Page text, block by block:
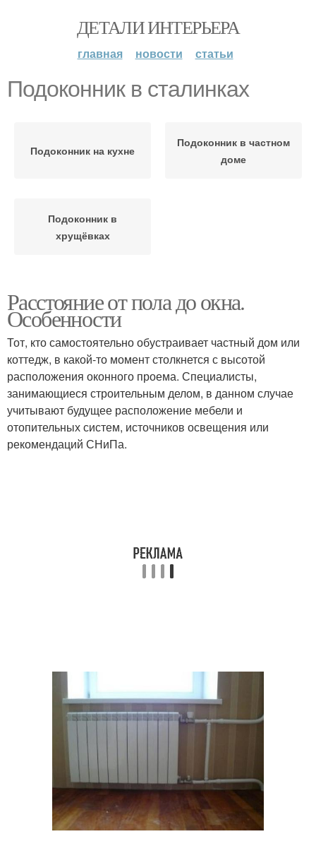
ДЕТАЛИ ИНТЕРЬЕРА
главная новости статьи
Подоконник в сталинках
Подоконник на кухне
Подоконник в частном
доме
Подоконник в
хрущёвках
Расстояние от пола до окна.
Особенности
Тот, кто самостоятельно обустраивает частный дом или
коттедж, в какой-то момент столкнется с высотой
расположения оконного проема. Специалисты,
занимающиеся строительным делом, в данном случае
учитывают будущее расположение мебели и
отопительных систем, источников освещения или
рекомендаций СНиПа.